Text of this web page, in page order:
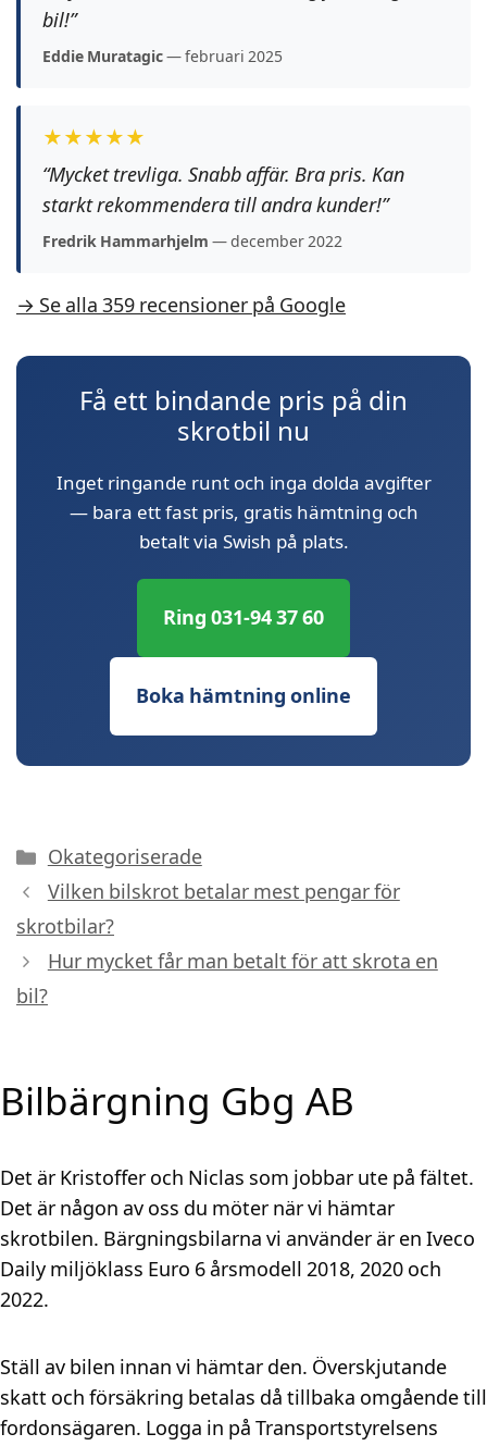
bil!”
Eddie Muratagic— februari 2025
★★★★★
“Mycket trevliga. Snabb affär. Bra pris. Kan
starkt rekommendera till andra kunder!”
Fredrik Hammarhjelm — december 2022
→ Se alla 359 recensioner på Google
Få ett bindande pris på din
skrotbil nu
Inget ringande runt och inga dolda avgifter
— bara ett fast pris, gratis hämtning och
betalt via Swish på plats.
Ring 031-94 37 60
Boka hämtning online
Kategorier
Okategoriserade
Vilken bilskrot betalar mest pengar för
skrotbilar?
Hur mycket får man betalt för att skrota en
bil?
Bilbärgning Gbg AB
Det är Kristoffer och Niclas som jobbar ute på fältet.
Det är någon av oss du möter när vi hämtar
skrotbilen. Bärgningsbilarna vi använder är en Iveco
Daily miljöklass Euro 6 årsmodell 2018, 2020 och
2022.
Ställ av bilen innan vi hämtar den. Överskjutande
skatt och försäkring betalas då tillbaka omgående till
fordonsägaren. Logga in på Transportstyrelsens